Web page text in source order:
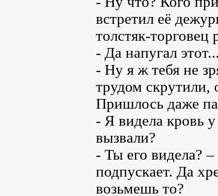
встретил её
толстяк-
- Да напугал
- Ну я ж тебя не
трудом
Пришлось даже
- Я видела кровь
вызвали?
- Ты его видела?
подпускает. Да
возьмешь то?